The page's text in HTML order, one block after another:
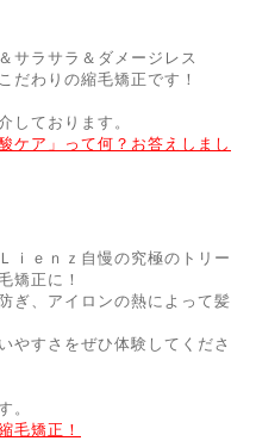
サラサラ＆ダメージレス
だわりの縮毛矯正です！
しております。
ケア」って何？お答えしまし
ｉｅｎｚ自慢の究極のトリー
矯正に！
ぎ、アイロンの熱によって髪
やすさをぜひ体験してくださ
。
毛矯正！